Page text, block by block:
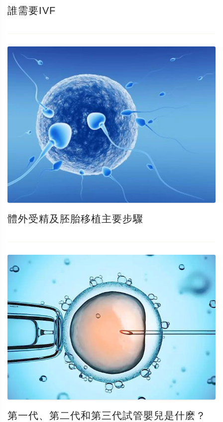
誰需要IVF
體外受精及胚胎移植主要步驟
第一代、第二代和第三代試管嬰兒是什麽？